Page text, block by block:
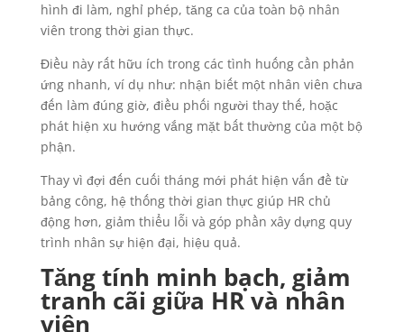
hình đi làm, nghỉ phép, tăng ca của toàn bộ nhân
viên trong thời gian thực.
Điều này rất hữu ích trong các tình huống cần phản
ứng nhanh, ví dụ như: nhận biết một nhân viên chưa
đến làm đúng giờ, điều phối người thay thế, hoặc
phát hiện xu hướng vắng mặt bất thường của một bộ
phận.
Thay vì đợi đến cuối tháng mới phát hiện vấn đề từ
bảng công, hệ thống thời gian thực giúp HR chủ
động hơn, giảm thiểu lỗi và góp phần xây dựng quy
trình nhân sự hiện đại, hiệu quả.
Tăng tính minh bạch, giảm
tranh cãi giữa HR và nhân
viên